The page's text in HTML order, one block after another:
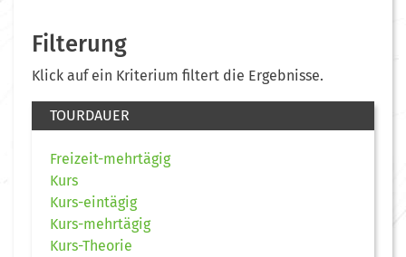
Filterung
Klick auf ein Kriterium filtert die Ergebnisse.
TOURDAUER
Freizeit-mehrtägig
Kurs
Kurs-eintägig
Kurs-mehrtägig
Kurs-Theorie